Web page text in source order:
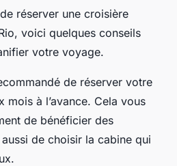
réserver une croisière
voici quelques conseils
votre voyage.
de réserver votre
mois à l’avance. Cela vous
de bénéficier des
de choisir la cabine qui